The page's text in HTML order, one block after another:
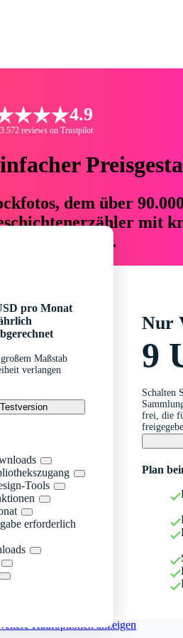
4.9
reviews on Trustpilot
dem über
mit
einsparen.
pro Monat
Maßstab
verlangen
Tools
erforderlich
Nur
9
Schalten
frei, die
Plan
Kaufoptionen anzeigen